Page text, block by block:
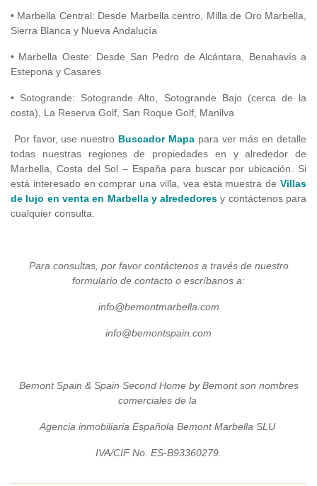
• Marbella Central: Desde Marbella centro, Milla de Oro Marbella,
Sierra Blanca y Nueva Andalucía
• Marbella Oeste: Desde San Pedro de Alcántara, Benahavís a
Estepona y Casares
• Sotogrande: Sotogrande Alto, Sotogrande Bajo (cerca de la
costa), La Reserva Golf, San Roque Golf, Manilva
Por favor, use nuestro Buscador Mapapara ver más en detalle
todas nuestras regiones de propiedades en y alrededor de
Marbella, Costa del Sol – España para buscar por ubicación. Si
está interesado en comprar una villa, vea esta muestra de Villas
de lujo en venta en Marbella y alrededores y contáctenos para
cualquier consulta.
Para consultas, por favor contáctenos a través de nuestro
formulario de contacto o escríbanos a:
info@bemontmarbella.com
info@bemontspain.com
Bemont Spain & Spain Second Home by Bemont son nombres
comerciales de la
Agencia inmobiliaria Española Bemont Marbella SLU
IVA/CIF No. ES-B93360279.